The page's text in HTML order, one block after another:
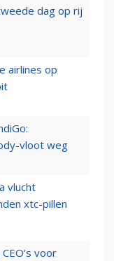
dag op rij
airlines op
vloot weg
vlucht
xtc-pillen
voor